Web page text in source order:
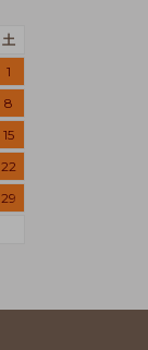
土
1
8
15
22
29